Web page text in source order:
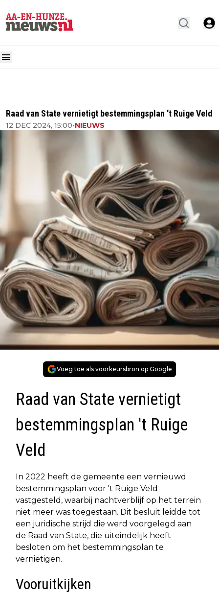
Raad van State vernietigt bestemmingsplan 't Ruige Veld
12 DEC 2024, 15:00•NIEUWS
Voeg toe als voorkeursbron op Google
Raad van State vernietigt
bestemmingsplan 't Ruige
Veld
In 2022 heeft de gemeente een vernieuwd
bestemmingsplan voor 't Ruige Veld
vastgesteld, waarbij nachtverblijf op het terrein
niet meer was toegestaan. Dit besluit leidde tot
een juridische strijd die werd voorgelegd aan
de Raad van State, die uiteindelijk heeft
besloten om het bestemmingsplan te
vernietigen.
Vooruitkijken